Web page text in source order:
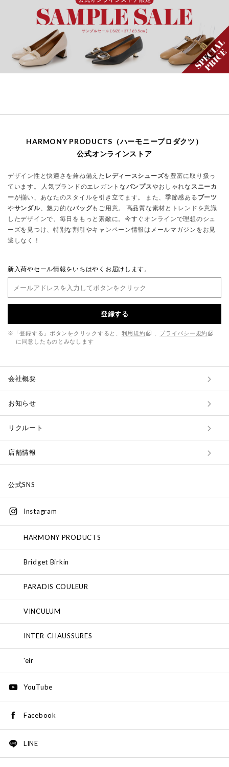
HARMONY PRODUCTS（ハーモニープロダクツ）
公式オンラインストア
デザイン性と快適さを兼ね備えた レディースシューズを豊富に取り扱っ
ています。 人気ブランドのエレガントなパンプスやおしゃれな スニーカ
ーが揃い、あなたのスタイルを引き立てます。 また、季節感ある ブーツ
やサンダル、魅力的なバッグもご用意。 高品質な素材とトレンドを意識
したデザインで、毎日をもっと素敵に。今すぐオンラインで理想のシュ
ーズを見つけ、特別な割引やキャンペーン情報はメールマガジンをお見
逃しなく！
新入荷やセール情報をいちはやくお届けします。
登録する
※「登録する」ボタンをクリックすると、 利用規約
プライバシー規約
に同意したものとみなします
会社概要
お知らせ
リクルート
店舗情報
公式SNS
Instagram
HARMONY PRODUCTS
Bridget Birkin
PARADIS COULEUR
VINCULUM
INTER-CHAUSSURES
'eir
YouTube
Facebook
LINE